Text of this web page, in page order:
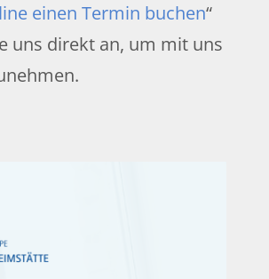
einen Termin buchen“
uns direkt an, um mit uns